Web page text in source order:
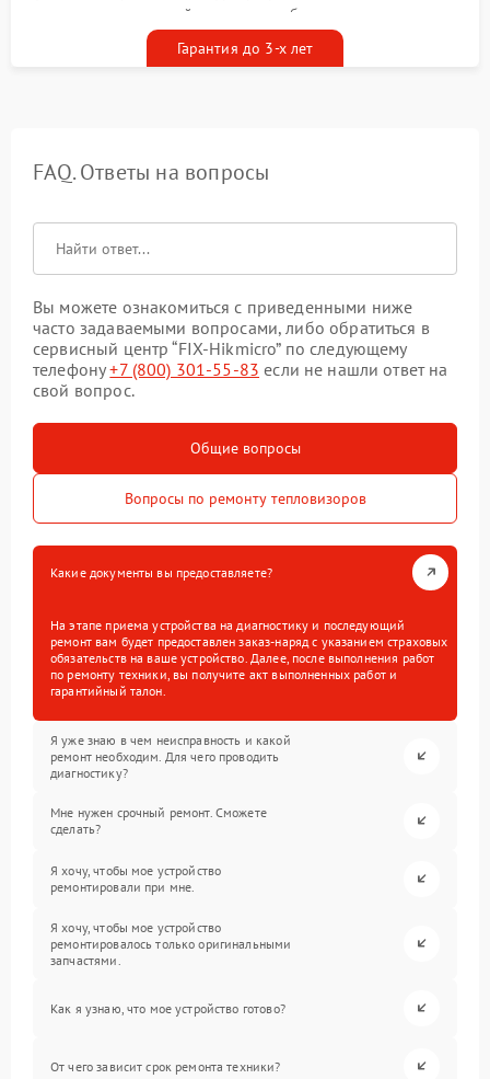
гарантийным талоном бесплатно
Гарантия до 3-х лет
FAQ. Ответы на вопросы
Вы можете ознакомиться с приведенными ниже
часто задаваемыми вопросами, либо обратиться в
сервисный центр “FIX-Hikmicro” по следующему
телефону+7 (800) 301-55-83 если не нашли ответ на
свой вопрос.
Общие вопросы
Вопросы по ремонту тепловизоров
Какие документы вы предоставляете?
На этапе приема устройства на диагностику и последующий
ремонт вам будет предоставлен заказ-наряд с указанием страховых
обязательств на ваше устройство. Далее, после выполнения работ
по ремонту техники, вы получите акт выполненных работ и
гарантийный талон.
Я уже знаю в чем неисправность и какой
ремонт необходим. Для чего проводить
диагностику?
Мне нужен срочный ремонт. Сможете
сделать?
Я хочу, чтобы мое устройство
ремонтировали при мне.
Я хочу, чтобы мое устройство
ремонтировалось только оригинальными
запчастями.
Как я узнаю, что мое устройство готово?
От чего зависит срок ремонта техники?